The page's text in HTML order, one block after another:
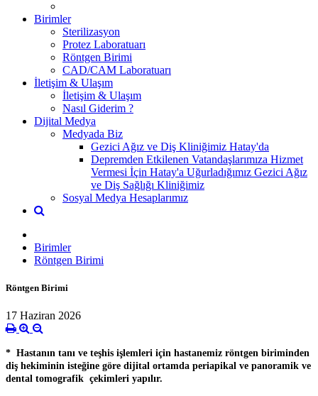
Birimler
Sterilizasyon
Protez Laboratuarı
Röntgen Birimi
CAD/CAM Laboratuarı
İletişim & Ulaşım
İletişim & Ulaşım
Nasıl Giderim ?
Dijital Medya
Medyada Biz
Gezici Ağız ve Diş Kliniğimiz Hatay'da
Depremden Etkilenen Vatandaşlarımıza Hizmet
Vermesi İçin Hatay'a Uğurladığımız Gezici Ağız
ve Diş Sağlığı Kliniğimiz
Sosyal Medya Hesaplarımız
Birimler
Röntgen Birimi
Röntgen Birimi
17 Haziran 2026
* Hastanın tanı ve teşhis işlemleri için hastanemiz röntgen biriminden
diş hekiminin isteğine göre dijital ortamda periapikal ve panoramik ve
dental tomografik çekimleri yapılır.